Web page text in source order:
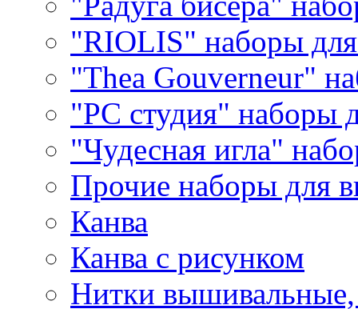
"RIOLIS" наборы
"Thea Gouverneur"
"РС студия" наборы
"Чудесная игла"
Прочие наборы для
Канва
Канва с рисунком
Нитки